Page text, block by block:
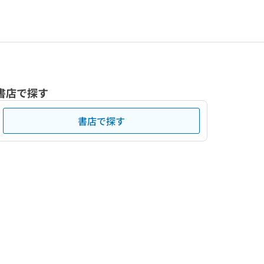
店で探す
書店で探す